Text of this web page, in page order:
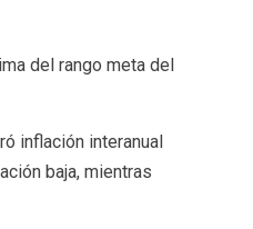
del rango meta del
inflación interanual
baja, mientras